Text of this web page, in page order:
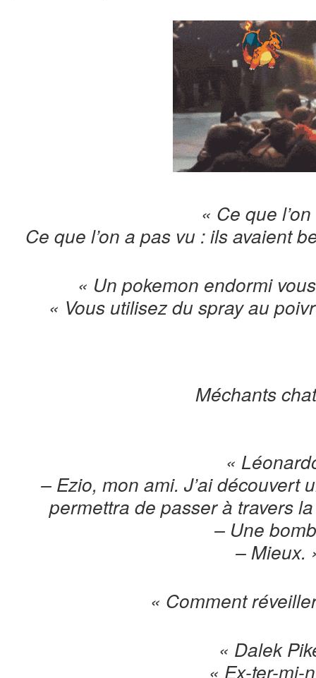
« Ce que
Ce que l’on a pas vu : ils avaient
« Un pokemon endormi
« Vous utilisez du spray au
Méchants
«
– Ezio, mon ami. J’ai découvert
permettra de passer à travers
– Une
– Mieux.
« Comment
« Dalek
« Ex-ter-mi-